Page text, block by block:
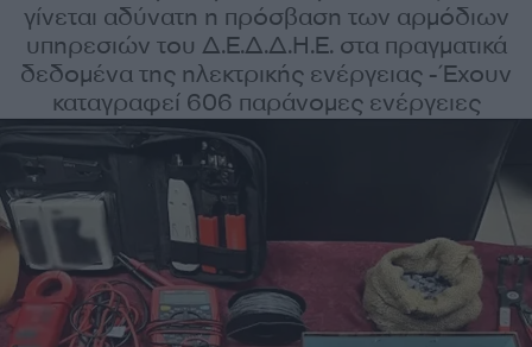
γίνεται αδύνατη η πρόσβαση των αρμόδιων
υπηρεσιών του Δ.Ε.Δ.Δ.Η.Ε. στα πραγματικά
δεδομένα της ηλεκτρικής ενέργειας - Έχουν
καταγραφεί 606 παράνομες ενέργειες